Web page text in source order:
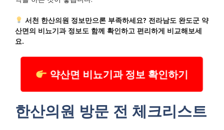
서천 한산의원 정보만으론 부족하세요? 전라남도 완도군 약
산면의 비뇨기과 정보도 함께 확인하고 편리하게 비교해보세
요.
약산면 비뇨기과 정보 확인하기
한산의원 방문 전 체크리스트